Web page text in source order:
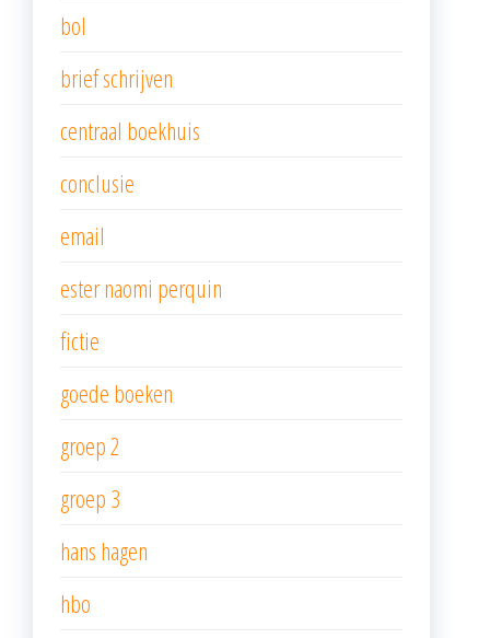
bol
brief schrijven
centraal boekhuis
conclusie
email
ester naomi perquin
fictie
goede boeken
groep 2
groep 3
hans hagen
hbo